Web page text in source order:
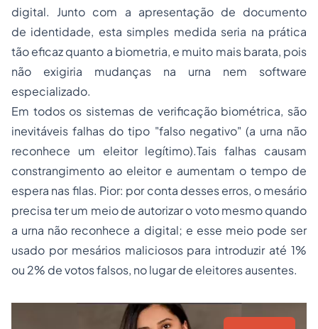
digital. Junto com a apresentação de documento
de identidade, esta simples medida seria na prática
tão eficaz quanto a biometria, e muito mais barata, pois
não exigiria mudanças na urna nem software
especializado.
Em todos os sistemas de verificação biométrica, são
inevitáveis falhas do tipo "falso negativo" (a urna não
reconhece um eleitor legítimo).Tais falhas causam
constrangimento ao eleitor e aumentam o tempo de
espera nas filas. Pior: por conta desses erros, o mesário
precisa ter um meio de autorizar o voto mesmo quando
a urna não reconhece a digital; e esse meio pode ser
usado por mesários maliciosos para introduzir até 1%
ou 2% de votos falsos, no lugar de eleitores ausentes.